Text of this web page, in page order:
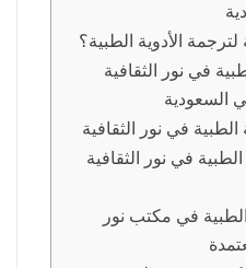
لترجمة الأدوية الطبية؟
في نور الثقافية
السعودية
في نور الثقافية
في نور الثقافية
في مكتب نور